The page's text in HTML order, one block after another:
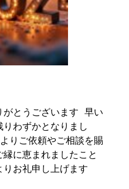
がとうございます 早い
わずかとなりまし
りご依頼やご相談を賜
に恵まれましたこと
お礼申し上げます